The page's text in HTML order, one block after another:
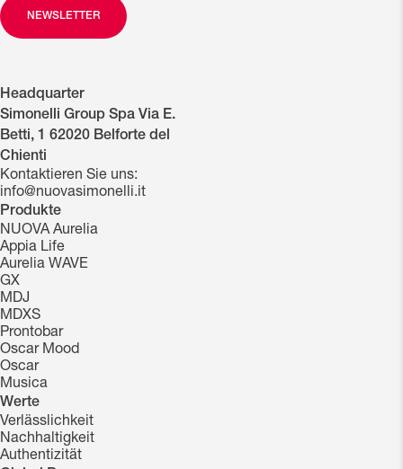
NEWSLETTER
Headquarter
Simonelli Group Spa Via E.
Betti, 1 62020 Belforte del
Chienti
Kontaktieren Sie uns:
info@nuovasimonelli.it
Produkte
NUOVA Aurelia
Appia Life
Aurelia WAVE
GX
MDJ
MDXS
Prontobar
Oscar Mood
Oscar
Musica
Werte
Verlässlichkeit
Nachhaltigkeit
Authentizität